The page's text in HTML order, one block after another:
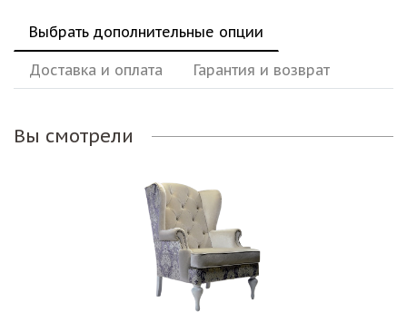
Выбрать дополнительные опции
Доставка и оплата Гарантия и возврат
Вы смотрели